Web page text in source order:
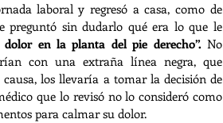
laboral y regresó a casa, como de
preguntó sin dudarlo qué era lo que le
en la planta del pie derecho”. No
con una extraña línea negra, que
los llevaría a tomar la decisión de
que lo revisó no lo consideró como
para calmar su dolor.